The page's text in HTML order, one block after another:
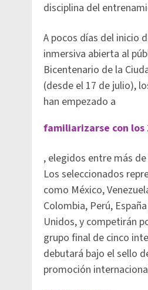
disciplina del
A pocos días del inicio
inmersiva abierta al
Bicentenario de la
(desde el 17 de julio),
han empezado a
familiarizarse con
, elegidos entre más
Los seleccionados
como México,
Colombia, Perú,
Unidos, y competirán
grupo final de cinco
debutará bajo el sello
promoción